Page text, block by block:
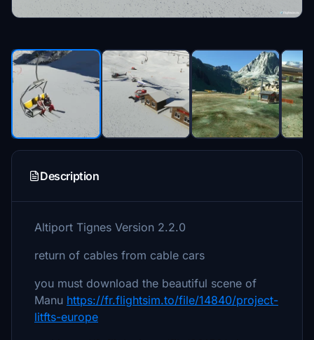
Description
Altiport Tignes Version 2.2.0
return of cables from cable cars
you must download the beautiful scene of
Manu https://fr.flightsim.to/file/14840/project-
litfts-europe